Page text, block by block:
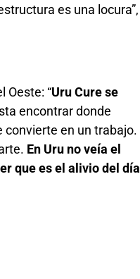
es una locura”,
Oeste: “Uru Cure se
encontrar donde
convierte en un trabajo.
En Uru no veía el
que es el alivio del día